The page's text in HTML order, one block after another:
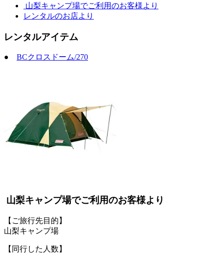
山梨キャンプ場でご利用のお客様より
レンタルのお店より
レンタルアイテム
● BCクロスドーム/270
山梨キャンプ場でご利用のお客様より
【ご旅行先目的】
山梨キャンプ場
【同行した人数】